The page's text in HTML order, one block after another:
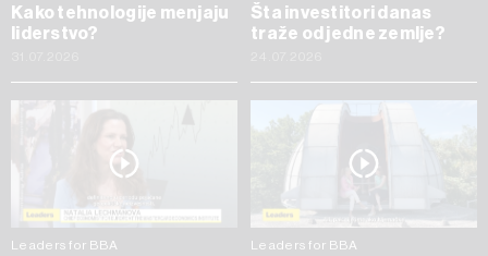
Kako tehnologije menjaju
liderstvo?
Šta investitori danas
traže od jedne zemlje?
Leaders for BBA Leaders for BBA